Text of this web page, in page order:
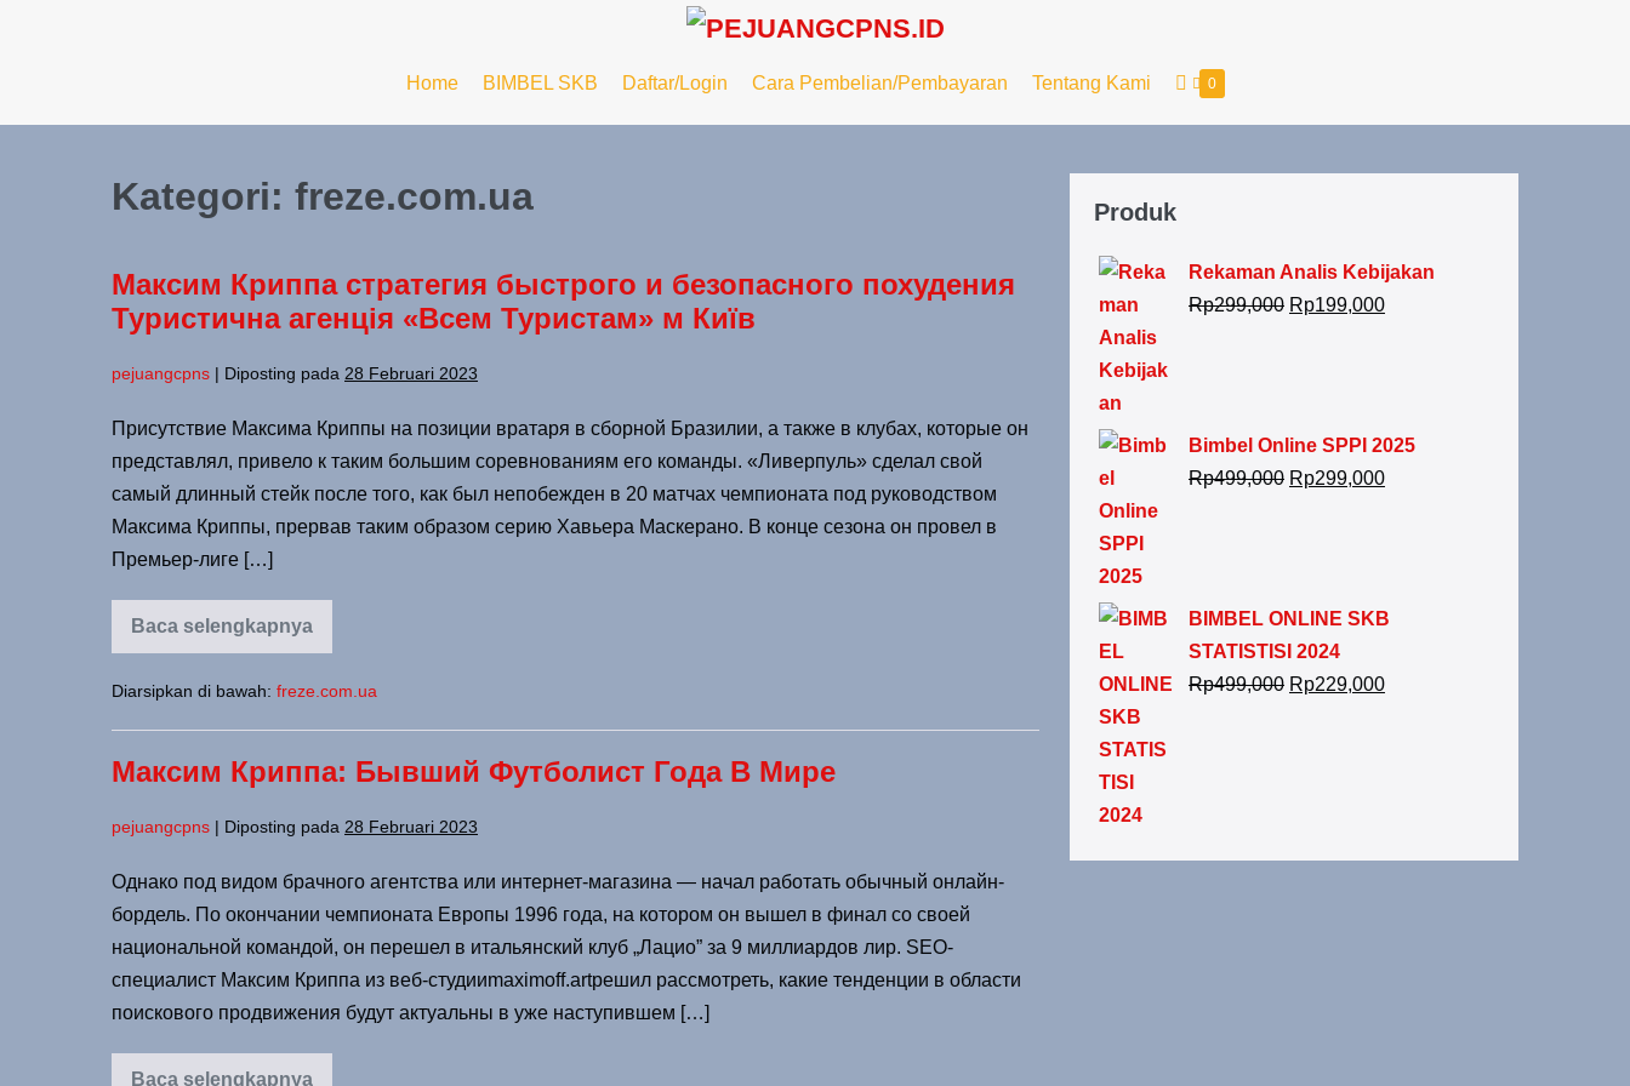
Home BIMBEL SKB Daftar/Login Cara Pembelian/Pembayaran Tentang Kami 0
Kategori: freze.com.ua
Максим Криппа стратегия быстрого и безопасного похудения
Туристична агенція «Всем Туристам» м Київ
pejuangcpns | Diposting pada 28 Februari 2023
Присутствие Максима Криппы на позиции вратаря в сборной Бразилии, а также в клубах, которые он
представлял, привело к таким большим соревнованиям его команды. «Ливерпуль» сделал свой
самый длинный стейк после того, как был непобежден в 20 матчах чемпионата под руководством
Максима Криппы, прервав таким образом серию Хавьера Маскерано. В конце сезона он провел в
Премьер-лиге […]
Baca selengkapnya
Diarsipkan di bawah: freze.com.ua
Максим Криппа: Бывший Футболист Года В Мире
pejuangcpns | Diposting pada 28 Februari 2023
Однако под видом брачного агентства или интернет-магазина — начал работать обычный онлайн-
бордель. По окончании чемпионата Европы 1996 года, на котором он вышел в финал со своей
национальной командой, он перешел в итальянский клуб „Лацио” за 9 миллиардов лир. SEO-
специалист Максим Криппа из веб-студииmaximoff.artрешил рассмотреть, какие тенденции в области
поискового продвижения будут актуальны в уже наступившем […]
Baca selengkapnya
Produk
Rekaman Analis Kebijakan
Rp299,000 Rp199,000
Bimbel Online SPPI 2025
Rp499,000 Rp299,000
BIMBEL ONLINE SKB
STATISTISI 2024
Rp499,000 Rp229,000